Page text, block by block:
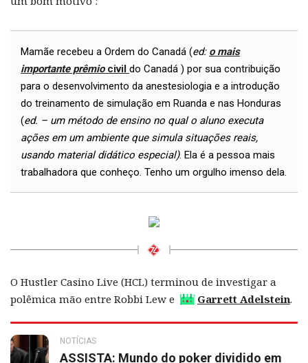
Mamãe recebeu a Ordem do Canadá (ed: o mais
importante prêmiocivil do Canadá ) por sua contribuição
para o desenvolvimento da anestesiologia e a introdução
do treinamento de simulação em Ruanda e nas Honduras
(ed. – um método de ensino no qual o aluno executa
ações em um ambiente que simula situações reais,
usando material didático especial). Ela é a pessoa mais
trabalhadora que conheço. Tenho um orgulho imenso dela.
O Hustler Casino Live (HCL) terminou de investigar a
polêmica mão entre Robbi Lew e
Garrett Adelstein.
NOTÍCIAS
ASSISTA: Mundo do poker dividido em